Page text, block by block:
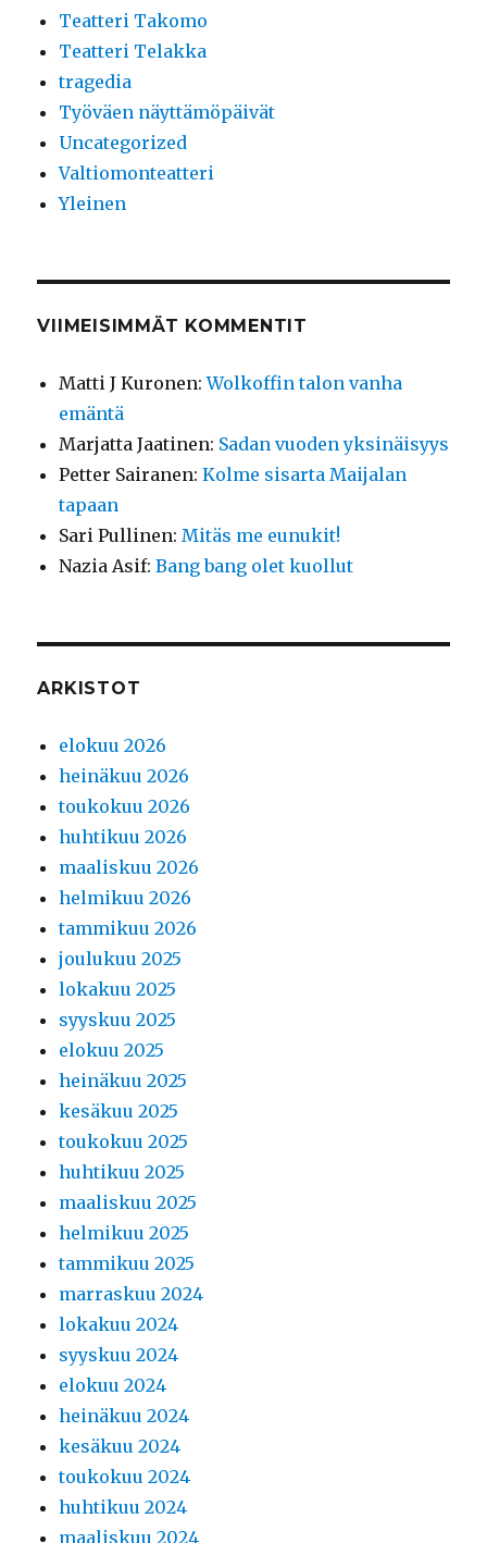
Teatteri Takomo
Teatteri Telakka
tragedia
Työväen näyttämöpäivät
Uncategorized
Valtiomonteatteri
Yleinen
VIIMEISIMMÄT KOMMENTIT
Matti J Kuronen:Wolkoffin talon vanha
emäntä
Marjatta Jaatinen: Sadan vuoden yksinäisyys
Petter Sairanen:Kolme sisarta Maijalan
tapaan
Sari Pullinen: Mitäs me eunukit!
Nazia Asif:Bang bang olet kuollut
ARKISTOT
elokuu 2026
heinäkuu 2026
toukokuu 2026
huhtikuu 2026
maaliskuu 2026
helmikuu 2026
tammikuu 2026
joulukuu 2025
lokakuu 2025
syyskuu 2025
elokuu 2025
heinäkuu 2025
kesäkuu 2025
toukokuu 2025
huhtikuu 2025
maaliskuu 2025
helmikuu 2025
tammikuu 2025
marraskuu 2024
lokakuu 2024
syyskuu 2024
elokuu 2024
heinäkuu 2024
kesäkuu 2024
toukokuu 2024
huhtikuu 2024
maaliskuu 2024